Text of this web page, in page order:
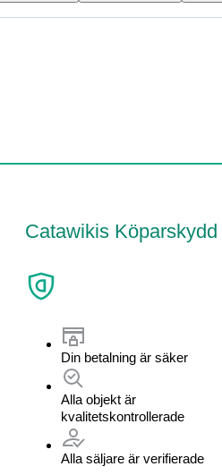
Catawikis Köparskydd
Din betalning är säker
Alla objekt är
kvalitetskontrollerade
Alla säljare är verifierade